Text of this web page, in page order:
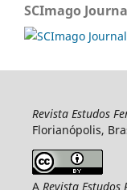
SCImago
Revista Estudos
Florianópolis,
A Revista Estudos